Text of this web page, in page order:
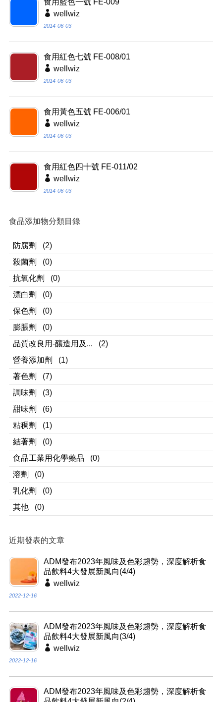
食用藍色一號 FE-009
wellwiz
2014-06-03
食用紅色七號 FE-008/01
wellwiz
2014-06-03
食用黃色五號 FE-006/01
wellwiz
2014-06-03
食用紅色四十號 FE-011/02
wellwiz
2014-06-03
食品添加物分類目錄
防腐劑
(2)
殺菌劑
(0)
抗氧化劑
(0)
漂白劑
(0)
保色劑
(0)
膨脹劑
(0)
品質改良用-釀造用及...
(2)
營養添加劑
(1)
著色劑
(7)
調味劑
(3)
甜味劑
(6)
粘稠劑
(1)
結著劑
(0)
食品工業用化學藥品
(0)
溶劑
(0)
乳化劑
(0)
其他
(0)
近期發表的文章
ADM發布2023年風味及色彩趨勢，深度解析食
品飲料4大發展新風向(4/4)
wellwiz
2022-12-16
ADM發布2023年風味及色彩趨勢，深度解析食
品飲料4大發展新風向(3/4)
wellwiz
2022-12-16
ADM發布2023年風味及色彩趨勢，深度解析食